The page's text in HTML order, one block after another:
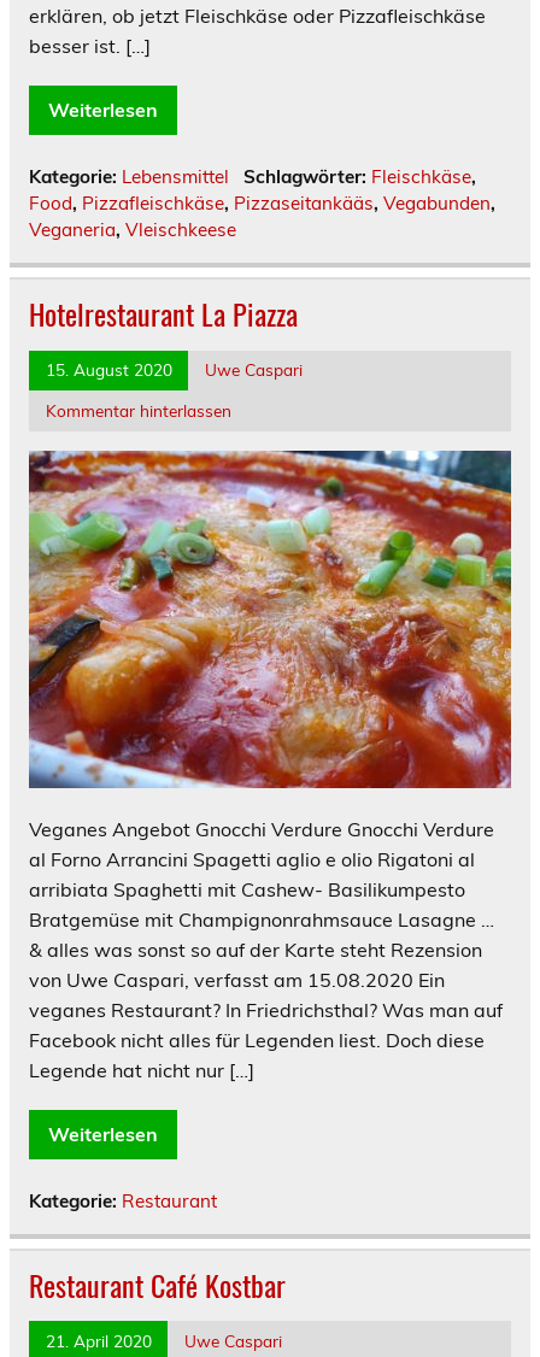
erklären, ob jetzt Fleischkäse oder Pizzafleischkäse
besser ist. […]
Weiterlesen
Kategorie: Lebensmittel Schlagwörter: Fleischkäse,
Food, Pizzafleischkäse, Pizzaseitankääs, Vegabunden,
Veganeria, Vleischkeese
Hotelrestaurant La Piazza
15. August 2020
Uwe Caspari
Kommentar hinterlassen
Veganes Angebot Gnocchi Verdure Gnocchi Verdure
al Forno Arrancini Spagetti aglio e olio Rigatoni al
arribiata Spaghetti mit Cashew- Basilikumpesto
Bratgemüse mit Champignonrahmsauce Lasagne …
& alles was sonst so auf der Karte steht Rezension
von Uwe Caspari, verfasst am 15.08.2020 Ein
veganes Restaurant? In Friedrichsthal? Was man auf
Facebook nicht alles für Legenden liest. Doch diese
Legende hat nicht nur […]
Weiterlesen
Kategorie: Restaurant
Restaurant Café Kostbar
21. April 2020 Uwe Caspari